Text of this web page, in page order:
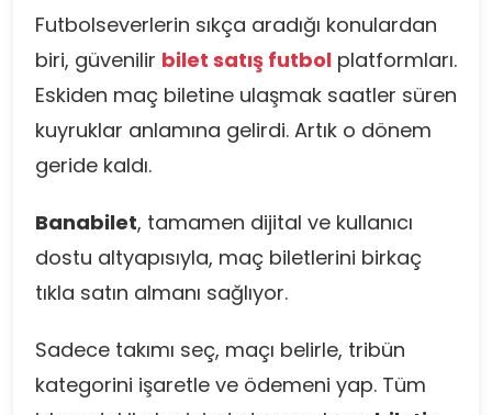
Futbolseverlerin sıkça aradığı konulardan
biri, güvenilir bilet satış futbol platformları.
Eskiden maç biletine ulaşmak saatler süren
kuyruklar anlamına gelirdi. Artık o dönem
geride kaldı.
Banabilet, tamamen dijital ve kullanıcı
dostu altyapısıyla, maç biletlerini birkaç
tıkla satın almanı sağlıyor.
Sadece takımı seç, maçı belirle, tribün
kategorini işaretle ve ödemeni yap. Tüm